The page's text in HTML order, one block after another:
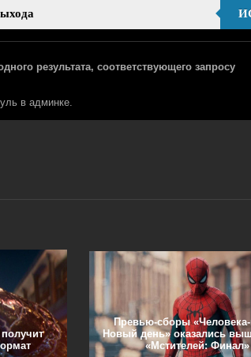
результата, соответствующего запросу
в админке.
Превью-сборы «Человека-
Новый день» оказались
«Мстителей: Финал»